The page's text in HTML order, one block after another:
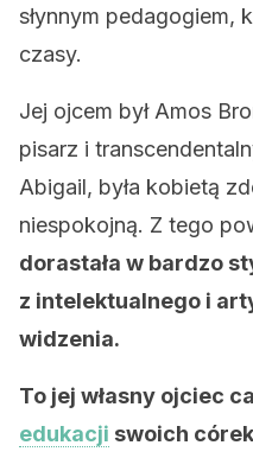
słynnym pedagogiem,
czasy.
Jej ojcem był Amos
pisarz i
Abigail, była kobietą
niespokojną. Z tego
dorastała w bardzo
z intelektualnego i
widzenia.
To jej własny ojciec
edukacji swoich